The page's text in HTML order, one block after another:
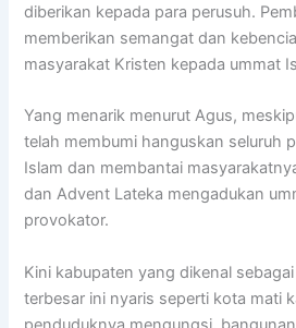
diberikan kepada para perusuh.
memberikan semangat dan
masyarakat Kristen kepada ummat
Yang menarik menurut Agus,
telah membumi hanguskan seluruh
Islam dan membantai
dan Advent Lateka mengadukan
provokator.
Kini kabupaten yang dikenal
terbesar ini nyaris seperti kota mati